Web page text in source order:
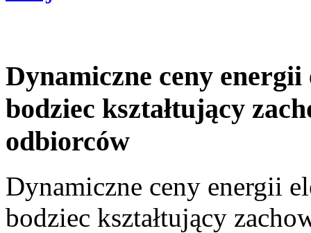
Dynamiczne ceny
bodziec kształtujący
odbiorców
Dynamiczne ceny energii
bodziec kształtujący